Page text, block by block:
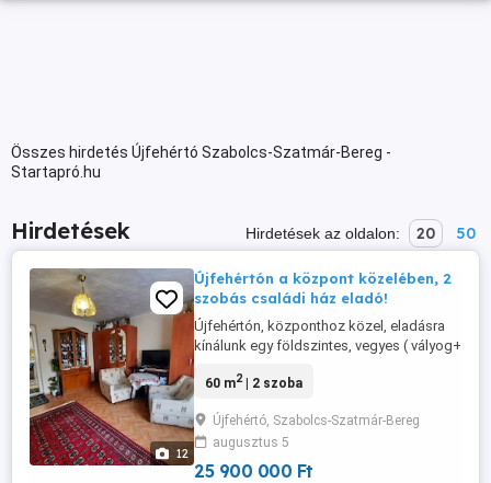
Összes hirdetés Újfehértó Szabolcs-Szatmár-Bereg -
Startapró.hu
Hirdetések Hirdetések az oldalon: 20 50
12
Újfehértón a központ közelében, 2
szobás családi ház eladó!
Újfehértón, központhoz közel, eladásra
kínálunk egy földszintes, vegyes ( vályog+
hőszigetelt fa nyílászárós, gáz-
közművel rendelkező családi házat. A ház
elosztása: előszoba, konyha, 2 szoba,
fürdőszoba+ WC (együtt). Néhány ...
60 m2| 2 szoba
Újfehértó, Szabolcs-Szatmár-Bereg
augusztus 5
25 900 000 Ft